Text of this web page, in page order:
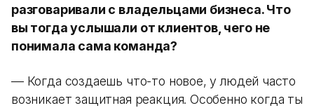
разговаривали с владельцами бизнеса. Что
вы тогда услышали от клиентов, чего не
понимала сама команда?
— Когда создаешь что-то новое, у людей часто
возникает защитная реакция. Особенно когда ты